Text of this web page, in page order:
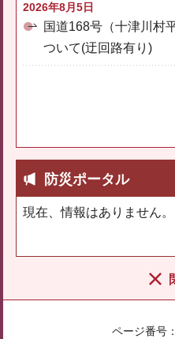
2026年8月5日
国道168号（十津川村
ついて(迂回路有り)
防災ポータル
現在、情報はありません。
ページ番号